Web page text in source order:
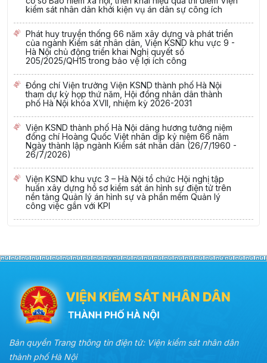
kiểm sát nhân dân khởi kiện vụ án dân sự công ích
Phát huy truyền thống 66 năm xây dựng và phát triển
của ngành Kiểm sát nhân dân, Viện KSND khu vực 9 -
Hà Nội chủ động triển khai Nghị quyết số
205/2025/QH15 trong bảo vệ lợi ích công
Đồng chí Viện trưởng Viện KSND thành phố Hà Nội
tham dự kỳ họp thứ năm, Hội đồng nhân dân thành
phố Hà Nội khóa XVII, nhiệm kỳ 2026-2031
Viện KSND thành phố Hà Nội dâng hương tưởng niệm
đồng chí Hoàng Quốc Việt nhân dịp kỷ niệm 66 năm
Ngày thành lập ngành Kiểm sát nhân dân (26/7/1960 -
26/7/2026)
Viện KSND khu vực 3 – Hà Nội tổ chức Hội nghị tập
huấn xây dựng hồ sơ kiểm sát án hình sự điện tử trên
nền tảng Quản lý án hình sự và phần mềm Quản lý
công việc gắn với KPI
Bản quyền Trang thông tin điện tử: Viện kiểm sát nhân dân
thành phố Hà Nội